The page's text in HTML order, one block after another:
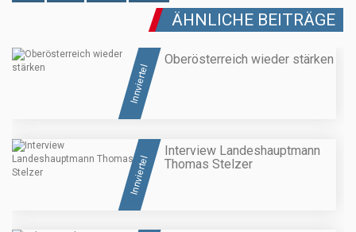
ÄHNLICHE BEITRÄGE
Innviertel
Oberösterreich wieder stärken
Innviertel
Interview Landeshauptmann
Thomas Stelzer